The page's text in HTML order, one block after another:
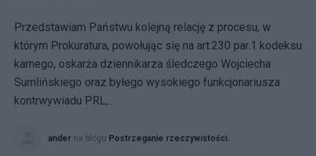
Przedstawiam Państwu kolejną relację z procesu, w
którym Prokuratura, powołując się na art.230 par.1 kodeksu
karnego, oskarża dziennikarza śledczego Wojciecha
Sumlińskiego oraz byłego wysokiego funkcjonariusza
kontrwywiadu PRL,...
ander na blogu Postrzeganie rzeczywistości.